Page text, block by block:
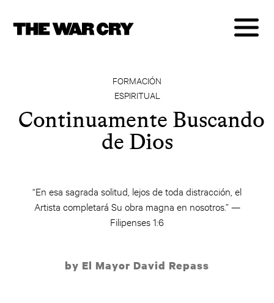
FORMACIÓN
ESPIRITUAL
Continuamente Buscando
de Dios
“En esa sagrada solitud, lejos de toda distracción, el
Artista completará Su obra magna en nosotros.” —
Filipenses 1:6
by El Mayor David Repass